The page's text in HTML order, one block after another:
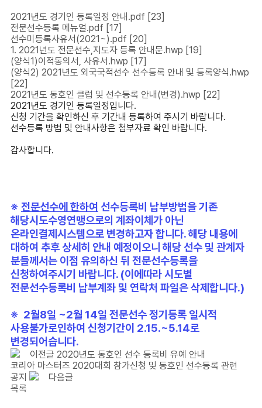
2021년도 경기인 등록일정 안내.pdf [23]
전문선수등록 메뉴얼.pdf [17]
선수미등록사유서(2021~).pdf [20]
1. 2021년도 전문선수,지도자 등록 안내문.hwp [19]
(양식1)이적동의서, 사유서.hwp [17]
(양식2) 2021년도 외국국적선수 선수등록 안내 및 등록양식.hwp
[22]
2021년도 동호인 클럽 및 선수등록 안내(변경).hwp [22]
2021년도 경기인 등록일정입니다.
신청 기간을 확인하신 후 기간내 등록하여 주시기 바랍니다.
선수등록 방법 및 안내사항은 첨부자료 확인 바랍니다.
감사합니다.
※ 전문선수에 한하여 선수등록비 납부방법을 기존
해당시도수영연맹으로의 계좌이체가 아닌
온라인결제시스템으로 변경하고자 합니다. 해당 내용에
대하여 추후 상세히 안내 예정이오니 해당 선수 및 관계자
분들께서는 이점 유의하신 뒤 전문선수등록을
신청하여주시기 바랍니다. (이에따라 시도별
전문선수등록비 납부계좌 및 연락처 파일은 삭제합니다.)
※ 2월8일 ~2월 14일 전문선수 정기등록 일시적
사용불가로인하여 신청기간이 2.15.~5.14로
변경되어습니다.
이전글 2020년도 동호인 선수 등록비 유예 안내
코리아 마스터즈 2020대회 참가신청 및 동호인 선수등록 관련
공지
다음글
목록